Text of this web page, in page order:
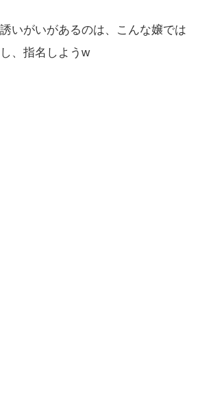
いがいがあるのは、こんな嬢では
、指名しようw